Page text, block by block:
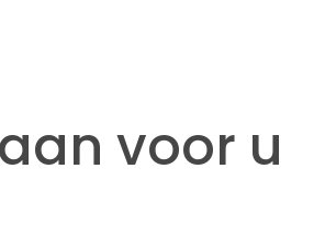
voor u